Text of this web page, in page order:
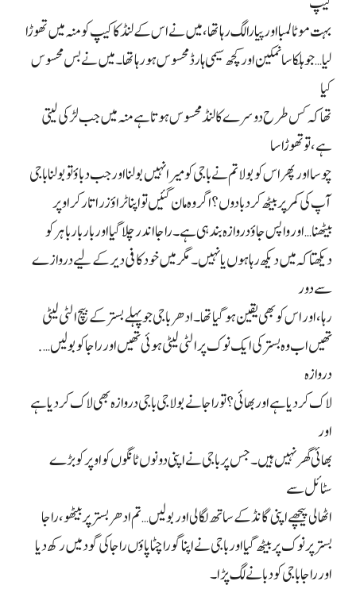
بہت موٹا لمبا اور پیارا لگ رہا تھا، میں نے اس کے لنڈ کا کیپ کو منہ میں تھوڑا
لیا… جو ہلکا سا نمکین اور کچھ سیمی ہارڈ محسوس ہو رہا تھا۔ میں نے بس محسوس
کیا
تھا کہ کس طرح دوسرے کا لنڈ محسوس ہوتا ہے منہ میں جب لڑکی لیتی
ہے، تو تھوڑا سا
چوسا اور پھر اس کو بولا تم نے باجی کو میرا نہیں بولنا اور جب دباؤ تو بولنا باجی
آپ کی کمر پر بیٹھ کر دبا دوں؟ اگر وہ مان گئیں تو اپنا ٹراؤزر اتار کر اوپر
بیٹھنا… اور واپس جاؤ دروازہ بند ہی ہے۔ راجا اندر چلا گیا اور بار بار باہر کو
دیکھتا کہ میں دیکھ رہا ہوں یا نہیں۔ مگر میں خود کافی دیر کے لیے دروازے
سے دور
رہا، اور اس کو بھی یقین ہو گیا تھا۔ ادھر باجی جو پہلے بستر کے بیچ الٹی لیٹی
تھیں اب وہ بستر کی ایک نوک پر الٹی لیٹی ہوئی تھیں اور راجا کو بولیں….
دروازہ
لاک کر دیا ہے اور بھائی؟ تو راجا نے بولا جی باجی دروازہ بھی لاک کر دیا ہے
اور
بھائی گھر نہیں ہیں۔ جس پر باجی نے اپنی دونوں ٹانگوں کو اوپر کو بڑے
سٹائل سے
اٹھا لی پیچھے اپنی گانڈ کے ساتھ لگا لی اور بولیں… تم ادھر بستر پر بیٹھو، راجا
بستر پر نوک پر بیٹھ گیا اور باجی نے اپنا گورا چٹا پاؤں راجا کی گود میں رکھ دیا
اور راجا باجی کو دبانے لگ پڑا۔